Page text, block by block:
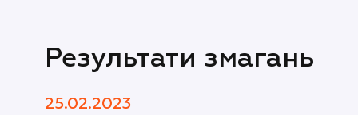
Результати змагань
25.02.2023